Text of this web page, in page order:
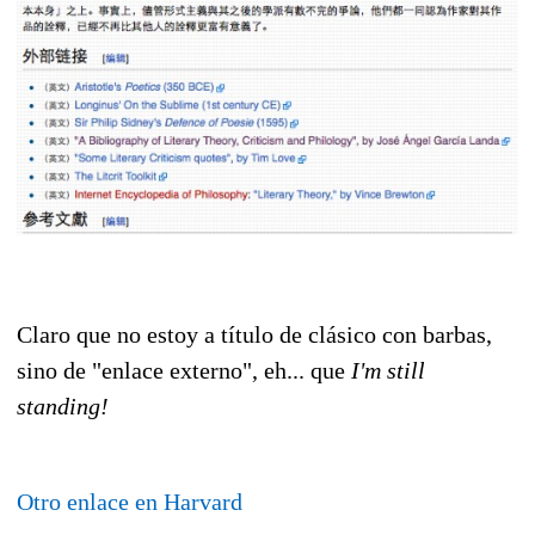
Claro que no estoy a título de clásico con barbas,
sino de "enlace externo", eh... que I'm still
standing!
Otro enlace en Harvard